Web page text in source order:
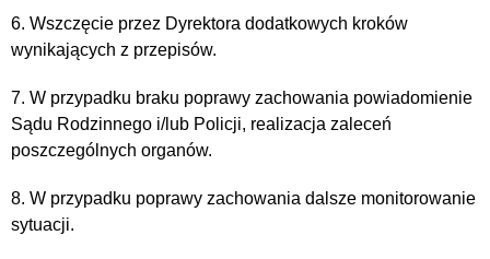
6. Wszczęcie przez Dyrektora dodatkowych kroków
wynikających z przepisów.
7. W przypadku braku poprawy zachowania powiadomienie
Sądu Rodzinnego i/lub Policji, realizacja zaleceń
poszczególnych organów.
8. W przypadku poprawy zachowania dalsze monitorowanie
sytuacji.